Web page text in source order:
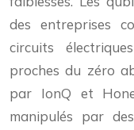
des entreprises
circuits
proches du zéro
par IonQ et
manipulés par